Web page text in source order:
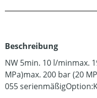
Beschreibung
NW 5min. 10 l/minmax.
MPa)max. 200 bar (20
055